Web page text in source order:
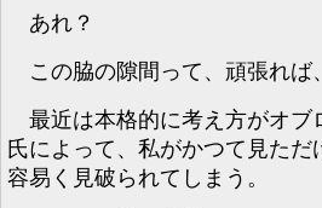
あれ？
この脇の隙間って、頑張れば
最近は本格的に考え方がオブ
氏によって、私がかつて見た
容易く見破られてしまう。